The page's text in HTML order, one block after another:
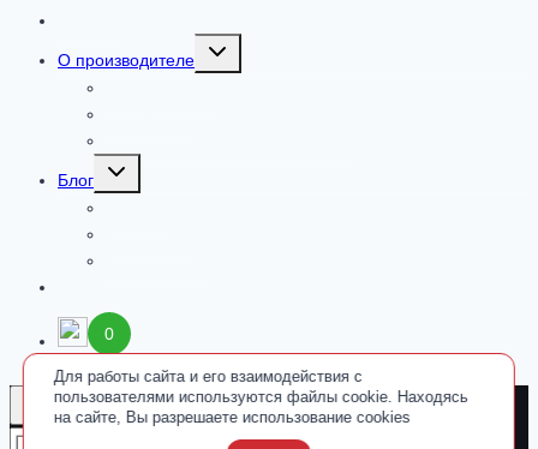
Для работы сайта и его взаимодействия с
пользователями используются файлы cookie. Находясь
на сайте, Вы разрешаете использование cookies
О производителе
Toggle
child
Блог
Toggle
child
0
Найти: